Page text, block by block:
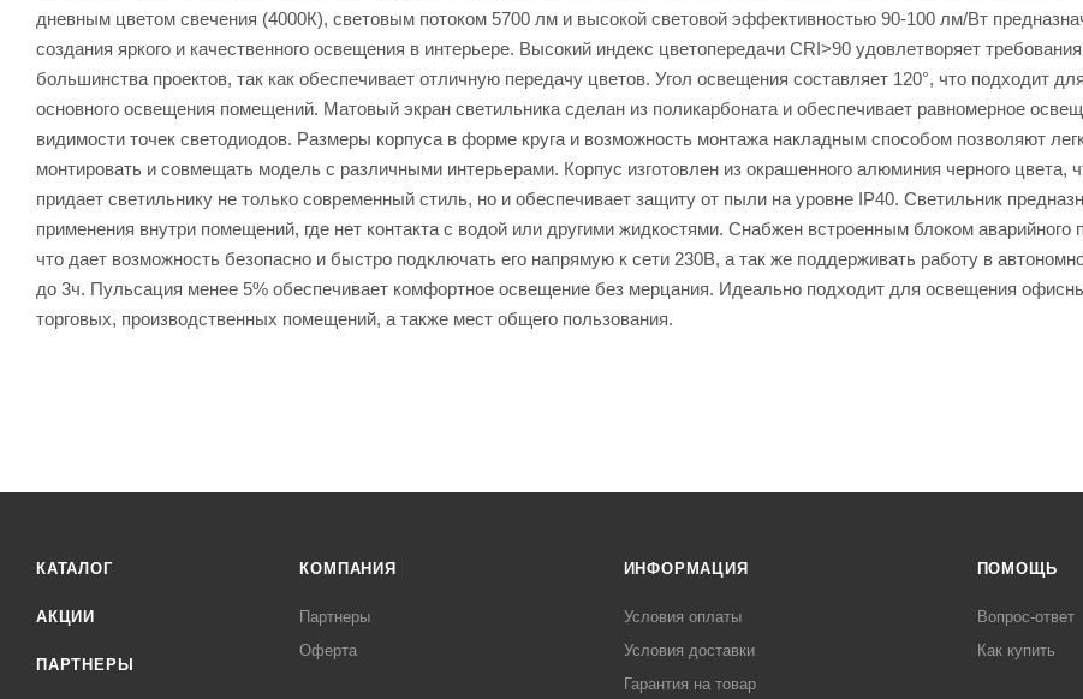
дневным цветом свечения (4000К), световым потоком 5700 лм и высокой световой эффективностью 90-100 лм/Вт
создания яркого и качественного освещения в интерьере. Высокий индекс цветопередачи CRI>90 удовлетворяет
большинства проектов, так как обеспечивает отличную передачу цветов. Угол освещения составляет 120°, что подходит для
основного освещения помещений. Матовый экран светильника сделан из поликарбоната и обеспечивает равномерное
видимости точек светодиодов. Размеры корпуса в форме круга и возможность монтажа накладным способом позволяют
монтировать и совмещать модель с различными интерьерами. Корпус изготовлен из окрашенного алюминия черного цвета,
придает светильнику не только современный стиль, но и обеспечивает защиту от пыли на уровне IP40. Светильник
применения внутри помещений, где нет контакта с водой или другими жидкостями. Снабжен встроенным блоком аварийного
что дает возможность безопасно и быстро подключать его напрямую к сети 230В, а так же поддерживать работу в
до 3ч. Пульсация менее 5% обеспечивает комфортное освещение без мерцания. Идеально подходит для освещения
торговых, производственных помещений, а также мест общего пользования.
КАТАЛОГ
АКЦИИ
ПАРТНЕРЫ
КОМПАНИЯ
Партнеры
Оферта
ИНФОРМАЦИЯ
Условия оплаты
Условия доставки
Гарантия на товар
ПОМОЩЬ
Вопрос-ответ
Как купить